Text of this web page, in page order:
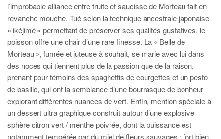
l’improbable alliance entre truite et saucisse de Morteau fait en
revanche mouche. Tué selon la technique ancestrale japonaise
« ikéjimé » permettant de préserver ses qualités gustatives, le
poisson offre une chair d’une rare finesse. La « Belle de
Morteau », fumée et juteuse à souhait, se marie avec lui dans
des noces qui tiennent plus de la passion que de la raison,
prenant pour témoins des spaghettis de courgettes et un pesto
de basilic, qui ont la semblance d’une bourrasque de bonheur
explorant différentes nuances de vert. Enfin, mention spéciale à
un dessert ultra graphique construit autour d’une explosive
sphère citron vert / menthe poivrée, dont la puissance est
notamment tempérée par du miel de fleurs sauvages : fort bien